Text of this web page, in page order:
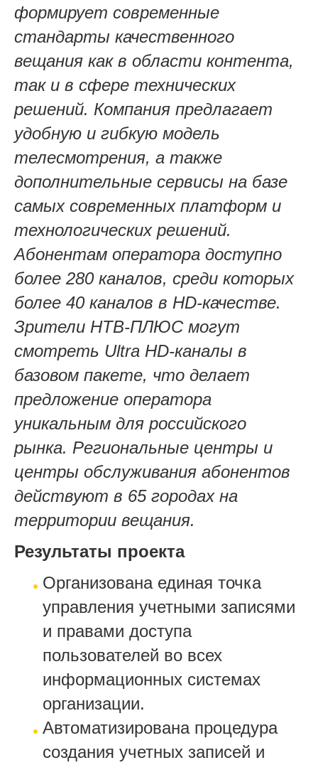
формирует современные
стандарты качественного
вещания как в области контента,
так и в сфере технических
решений. Компания предлагает
удобную и гибкую модель
телесмотрения, а также
дополнительные сервисы на базе
самых современных платформ и
технологических решений.
Абонентам оператора доступно
более 280 каналов, среди которых
более 40 каналов в HD-качестве.
Зрители НТВ-ПЛЮС могут
смотреть Ultra HD-каналы в
базовом пакете, что делает
предложение оператора
уникальным для российского
рынка. Региональные центры и
центры обслуживания абонентов
действуют в 65 городах на
территории вещания.
Результаты проекта
Организована единая точка
управления учетными записями
и правами доступа
пользователей во всех
информационных системах
организации.
Автоматизирована процедура
создания учетных записей и